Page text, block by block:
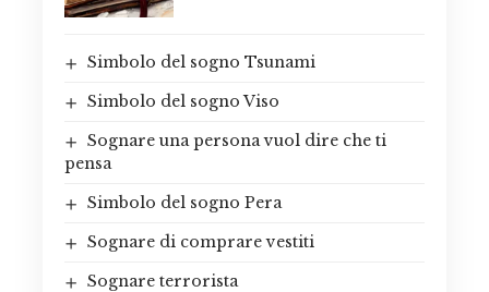
Simbolo del sogno Tsunami
Simbolo del sogno Viso
Sognare una persona vuol dire che ti
pensa
Simbolo del sogno Pera
Sognare di comprare vestiti
Sognare terrorista